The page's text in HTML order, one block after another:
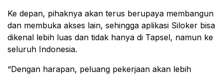
Ke depan, pihaknya akan terus berupaya membangun
dan membuka akses lain, sehingga aplikasi Siloker bisa
dikenal lebih luas dan tidak hanya di Tapsel, namun ke
seluruh Indonesia.
“Dengan harapan, peluang pekerjaan akan lebih